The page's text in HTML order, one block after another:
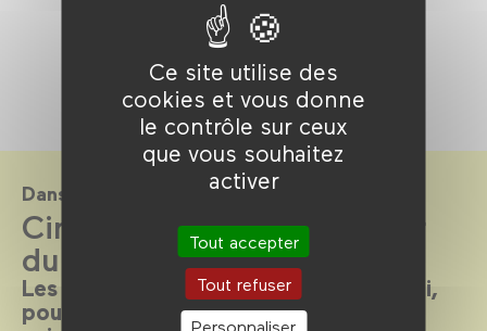
Ce site utilise des
cookies et vous donne
le contrôle sur ceux
que vous souhaitez
activer
Tout accepter
Tout refuser
Personnaliser
Dans le cadre de
CinéKids : Enfances autour
du monde
Les mercredis et dimanches après-midi,
pour les enfants de 3 à 8 ans. Film,